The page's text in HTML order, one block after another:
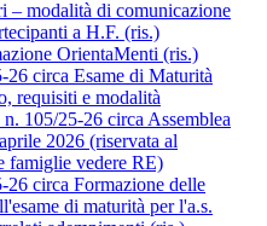
– modalità di comunicazione
a H.F. (ris.)
OrientaMenti (ris.)
26 circa Esame di Maturità
requisiti e modalità
105/25-26 circa Assemblea
2026 (riservata al
famiglie vedere RE)
26 circa Formazione delle
di maturità per l'a.s.